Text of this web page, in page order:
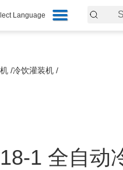
Language
/冷饮灌装机 /
1 全自动